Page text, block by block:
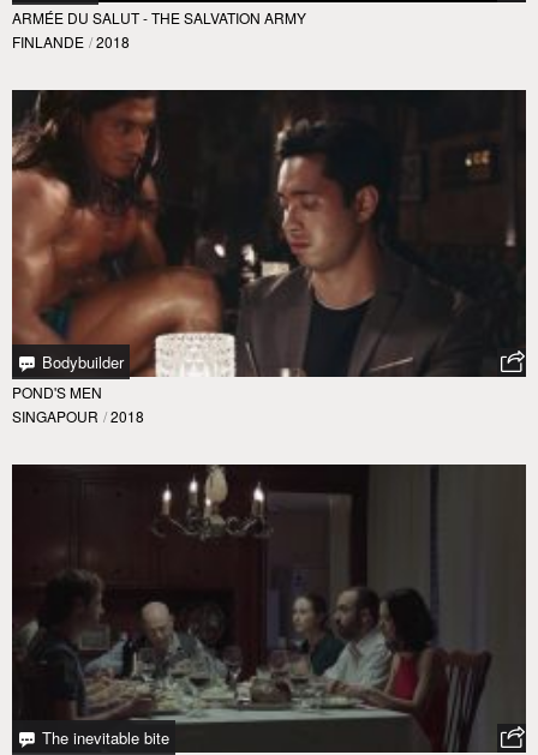
ARMÉE DU SALUT - THE SALVATION ARMY
FINLANDE / 2018
Bodybuilder
POND'S MEN
SINGAPOUR / 2018
The inevitable bite